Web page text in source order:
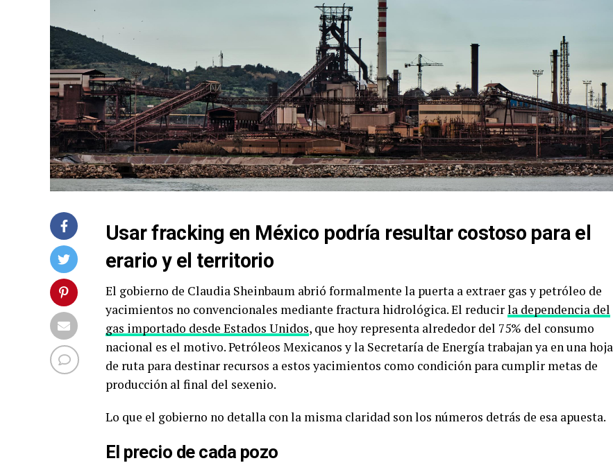
Usar fracking en México podría resultar costoso para el
erario y el territorio
El gobierno de Claudia Sheinbaum abrió formalmente la puerta a extraer gas y petróleo de
yacimientos no convencionales mediante fractura hidrológica. El reducirla dependencia del
gas importado desde Estados Unidos, que hoy representa alrededor del 75% del consumo
nacional es el motivo. Petróleos Mexicanos y la Secretaría de Energía trabajan ya en una hoja
de ruta para destinar recursos a estos yacimientos como condición para cumplir metas de
producción al final del sexenio.
Lo que el gobierno no detalla con la misma claridad son los números detrás de esa apuesta.
El precio de cada pozo